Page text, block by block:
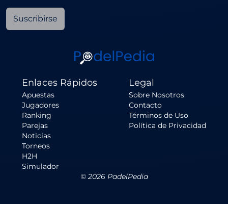
Suscribirse
Enlaces Rápidos
Apuestas
Jugadores
Ranking
Parejas
Noticias
Torneos
H2H
Simulador
Legal
Sobre Nosotros
Contacto
Términos de Uso
Política de Privacidad
© 2026PadelPedia